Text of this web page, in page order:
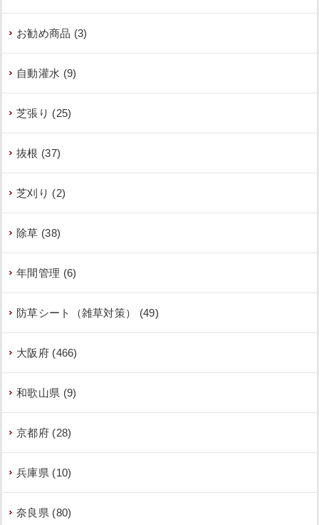
お勧め商品 (3)
自動灌水 (9)
芝張り (25)
抜根 (37)
芝刈り (2)
除草 (38)
年間管理 (6)
防草シート（雑草対策） (49)
大阪府 (466)
和歌山県 (9)
京都府 (28)
兵庫県 (10)
奈良県 (80)